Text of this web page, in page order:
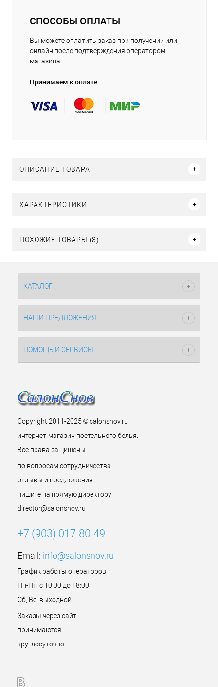
СПОСОБЫ ОПЛАТЫ
Вы можете оплатить заказ при получении или
онлайн после подтверждения оператором
магазина.
Принимаем к оплате
ОПИСАНИЕ ТОВАРА
ХАРАКТЕРИСТИКИ
ПОХОЖИЕ ТОВАРЫ (8)
КАТАЛОГ
НАШИ ПРЕДЛОЖЕНИЯ
ПОМОЩЬ И СЕРВИСЫ
Copyright 2011-2025 © salonsnov.ru
интернет-магазин постельного белья.
Все права защищены
по вопросам сотрудничества
отзывы и предложения.
пишите на прямую директору
director@salonsnov.ru
+7 (903) 017-80-49
Email: info@salonsnov.ru
График работы операторов
Пн-Пт: с 10:00 до 18:00
Сб, Вс: выходной
Заказы через сайт
принимаются
круглосуточно